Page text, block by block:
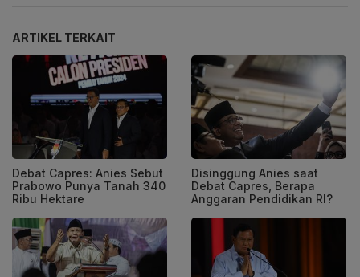
ARTIKEL TERKAIT
Debat Capres: Anies Sebut
Prabowo Punya Tanah 340
Ribu Hektare
Disinggung Anies saat
Debat Capres, Berapa
Anggaran Pendidikan RI?